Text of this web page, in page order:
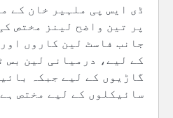
ڈی ایس پی ملہیر خان کے
پر تین واضح لینز مختص
جانب فاسٹ لین کاروں
کے لیے، درمیانی لین بس
گاڑیوں کے لیے جبکہ
سائیکلوں کے لیے مختص